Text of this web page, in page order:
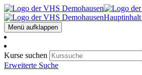
Menü aufklappen
Kurse suchen
Erweiterte Suche